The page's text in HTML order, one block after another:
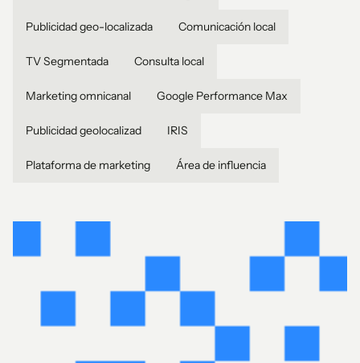
Publicidad geo-localizada Comunicación local
TV Segmentada Consulta local
Marketing omnicanal Google Performance Max
Publicidad geolocalizad IRIS
Plataforma de marketing Área de influencia